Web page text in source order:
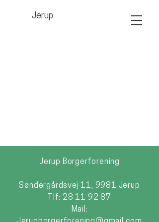
Jerup
Jerup Borgerforening
Søndergårdsvej 11, 9981 Jerup
Tlf: 28 11 92 87
Mail: